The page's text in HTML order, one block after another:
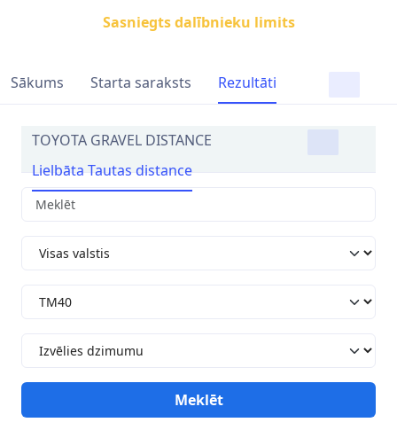
Sasniegts dalībnieku limits
Sākums Starta saraksts Rezultāti
TOYOTA GRAVEL DISTANCE
Lielbāta Tautas distance